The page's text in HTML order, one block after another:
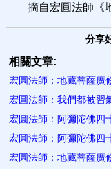
摘自宏圓法師《
分享
相關文章:
宏圓法師：地藏菩薩廣
宏圓法師：我們都被習
宏圓法師：阿彌陀佛四
宏圓法師：阿彌陀佛四
宏圓法師：地藏菩薩廣